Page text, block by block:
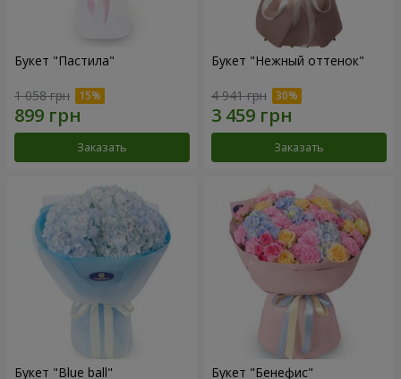
Букет "Пастила"
1 058 грн
Заказать
Букет "Нежный оттенок"
4 941 грн
Заказать
Букет "Blue ball" Букет "Бенефис"